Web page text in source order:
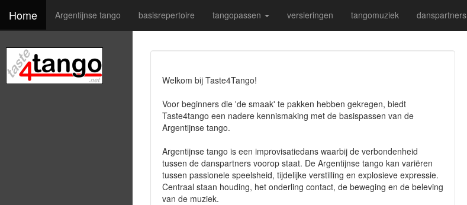
Home Argentijnse tango basisrepertoire tangopassen versieringen tangomuziek danspartners
Welkom bij Taste4Tango!
Voor beginners die 'de smaak' te pakken hebben gekregen, biedt
Taste4tango een nadere kennismaking met de basispassen van de
Argentijnse tango.
Argentijnse tango is een improvisatiedans waarbij de verbondenheid
tussen de danspartners voorop staat. De Argentijnse tango kan variëren
tussen passionele speelsheid, tijdelijke verstilling en explosieve expressie.
Centraal staan houding, het onderling contact, de beweging en de beleving
van de muziek.